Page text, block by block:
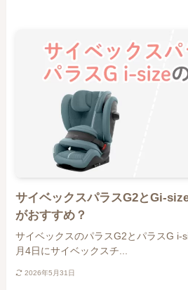
サイベックスパラスG2とGi-
がおすすめ？
サイベックスのパラスG2とパラスG i-
月4日にサイベックスチ...
2026年5月31日